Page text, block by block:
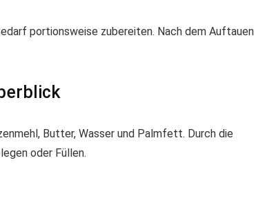
portionsweise zubereiten. Nach dem Auftauen
Butter, Wasser und Palmfett. Durch die
oder Füllen.